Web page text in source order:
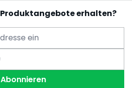
erhalten?
Abonnieren